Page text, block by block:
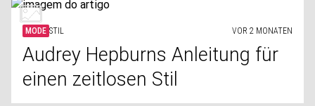
MODE STIL VOR 2 MONATEN
Audrey Hepburns Anleitung für
einen zeitlosen Stil